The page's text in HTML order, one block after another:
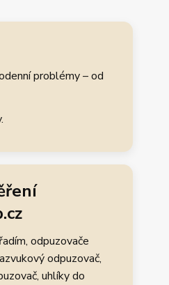
problémy – od
odpuzovače
odpuzovač,
uhlíky do